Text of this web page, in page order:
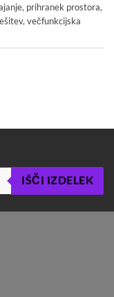
, prihranek prostora,
,večfunkcijska
IŠČI IZDELEK